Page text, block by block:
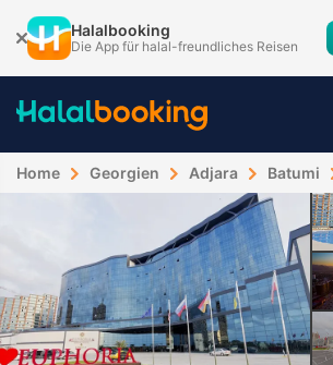
Halalbooking
Die App für halal-freundliches Reisen
Home Georgien Adjara Batumi